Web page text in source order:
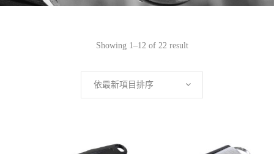
Showing 1–12 of 22 result
依最新項目排序